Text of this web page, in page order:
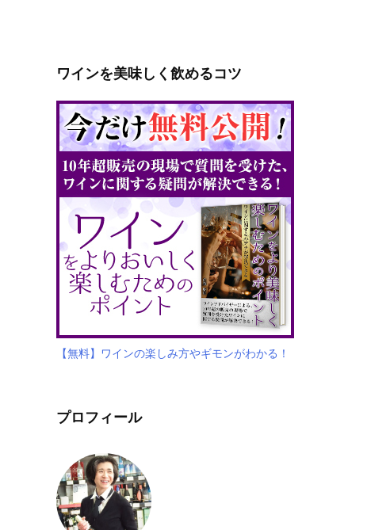
ワインを美味しく飲めるコツ
【無料】ワインの楽しみ方やギモンがわかる！
プロフィール